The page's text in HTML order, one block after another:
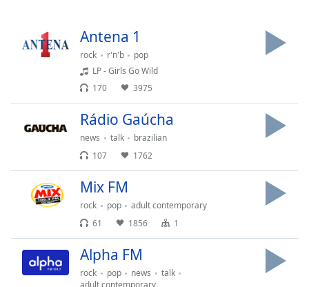
Playback
descriptions
off,
selected
subtitles
settings
Antena 1
rock r'n'b
pop
LP - Girls Go Wild
170
3975
Rádio Gaúcha
news talk
brazilian
107
1762
Mix FM
rock pop
adult contemporary
61
1856 1
Alpha FM
rock pop news
talk
adult contemporary